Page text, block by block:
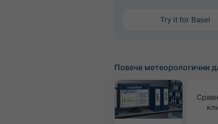
Try it for Basel
Повече метеорологични